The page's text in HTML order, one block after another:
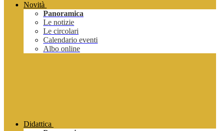
Novità
Panoramica
Le notizie
Le circolari
Calendario eventi
Albo online
Didattica